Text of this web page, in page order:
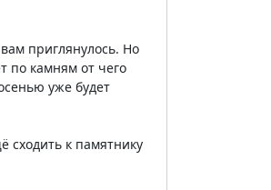
приглянулось. Но
по камням от чего
уже будет
сходить к памятнику